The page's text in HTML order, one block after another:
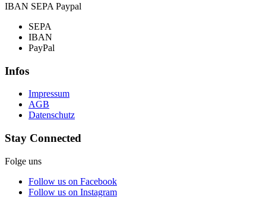
IBAN SEPA Paypal
SEPA
IBAN
PayPal
Infos
Impressum
AGB
Datenschutz
Stay Connected
Folge uns
Follow us on Facebook
Follow us on Instagram